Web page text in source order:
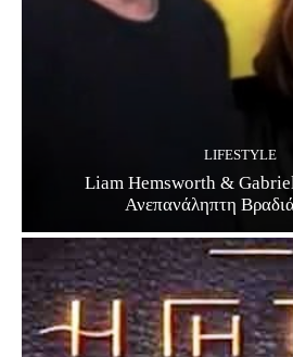
LIFESTYLE
Liam Hemsworth &
Ανεπανάληπτη